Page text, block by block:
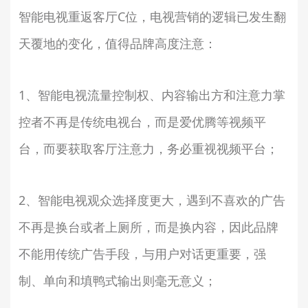
智能电视重返客厅C位，电视营销的逻辑已发生翻
天覆地的变化，值得品牌高度注意：
1、智能电视流量控制权、内容输出方和注意力掌
控者不再是传统电视台，而是爱优腾等视频平
台，而要获取客厅注意力，务必重视视频平台；
2、智能电视观众选择度更大，遇到不喜欢的广告
不再是换台或者上厕所，而是换内容，因此品牌
不能用传统广告手段，与用户对话更重要，强
制、单向和填鸭式输出则毫无意义；